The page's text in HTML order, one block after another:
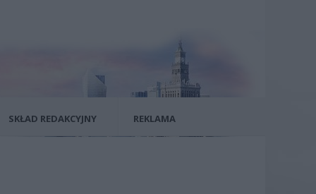
SKŁAD REDAKCYJNY REKLAMA